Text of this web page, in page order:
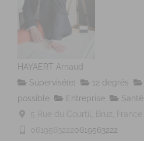
HAYAERT Arnaud
Supervisé(e)
12 degrés
possible
Entreprise
Santé
5 Rue du Courtil, Bruz, France
06195632220619563222